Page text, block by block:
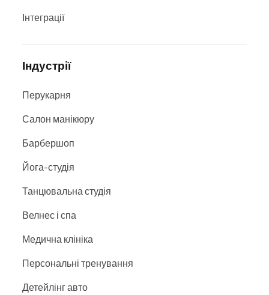
Інтеграції
Індустрії
Перукарня
Салон манікюру
Барбершоп
Йога-студія
Танцювальна студія
Велнес і спа
Медична клініка
Персональні тренування
Детейлінг авто